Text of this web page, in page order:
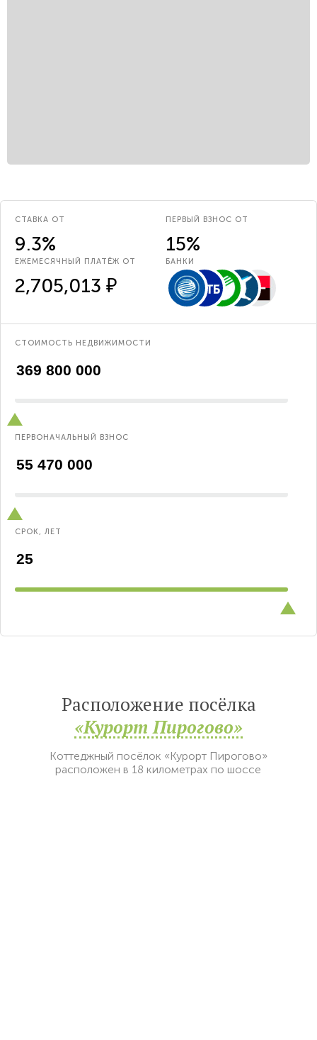
СТАВКА ОТ
9.3%
ПЕРВЫЙ ВЗНОС ОТ
15%
ЕЖЕМЕСЯЧНЫЙ ПЛАТЁЖ ОТ
2,705,013 ₽
БАНКИ
СТОИМОСТЬ НЕДВИЖИМОСТИ
ПЕРВОНАЧАЛЬНЫЙ ВЗНОС
СРОК, ЛЕТ
Расположение посёлка
«Курорт Пирогово»
Коттеджный посёлок «Курорт Пирогово»
расположен в 18 километрах по шоссе